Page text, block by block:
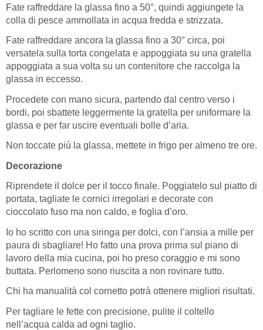
Fate raffreddare la glassa fino a 50°, quindi aggiungete la
colla di pesce ammollata in acqua fredda e strizzata.
Fate raffreddare ancora la glassa fino a 30° circa, poi
versatela sulla torta congelata e appoggiata su una gratella
appoggiata a sua volta su un contenitore che raccolga la
glassa in eccesso.
Procedete con mano sicura, partendo dal centro verso i
bordi, poi sbattete leggermente la gratella per uniformare la
glassa e per far uscire eventuali bolle d’aria.
Non toccate più la glassa, mettete in frigo per almeno tre ore.
Decorazione
Riprendete il dolce per il tocco finale. Poggiatelo sul piatto di
portata, tagliate le cornici irregolari e decorate con
cioccolato fuso ma non caldo, e foglia d’oro.
Io ho scritto con una siringa per dolci, con l’ansia a mille per
paura di sbagliare! Ho fatto una prova prima sul piano di
lavoro della mia cucina, poi ho preso coraggio e mi sono
buttata. Perlomeno sono riuscita a non rovinare tutto.
Chi ha manualità col cornetto potrà ottenere migliori risultati.
Per tagliare le fette con precisione, pulite il coltello
nell’acqua calda ad ogni taglio.